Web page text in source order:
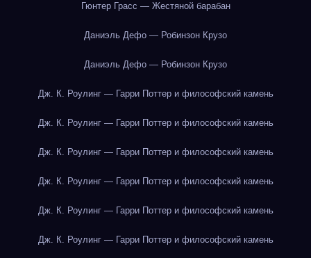
Гюнтер Грасс — Жестяной барабан
Даниэль Дефо — Робинзон Крузо
Даниэль Дефо — Робинзон Крузо
Дж. К. Роулинг — Гарри Поттер и философский камень
Дж. К. Роулинг — Гарри Поттер и философский камень
Дж. К. Роулинг — Гарри Поттер и философский камень
Дж. К. Роулинг — Гарри Поттер и философский камень
Дж. К. Роулинг — Гарри Поттер и философский камень
Дж. К. Роулинг — Гарри Поттер и философский камень